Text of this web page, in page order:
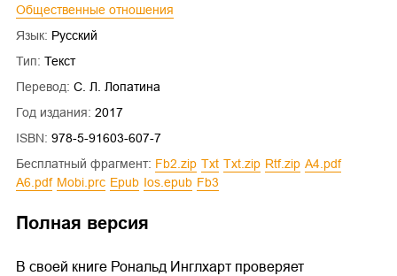
Общественные отношения
Язык: Русский
Тип: Текст
Перевод: С. Л. Лопатина
Год издания: 2017
ISBN: 978-5-91603-607-7
Бесплатный фрагмент:
fb2.zip txt txt.zip rtf.zip
a4.pdf
a6.pdf
mobi.prc epub ios.epub fb3
Полная версия
В своей книге Рональд Инглхарт проверяет